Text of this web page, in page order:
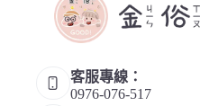
客服專線：
0976-076-517